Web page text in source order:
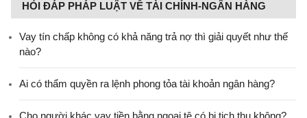
HỎI ĐÁP PHÁP LUẬT VỀ TÀI CHÍNH-NGÂN HÀNG
Vay tín chấp không có khả năng trả nợ thì giải quyết như thế
nào?
Ai có thẩm quyền ra lệnh phong tỏa tài khoản ngân hàng?
Cho người khác vay tiền bằng ngoại tệ có bị tịch thu không?